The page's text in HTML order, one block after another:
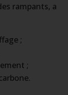
rampants, a
;
;